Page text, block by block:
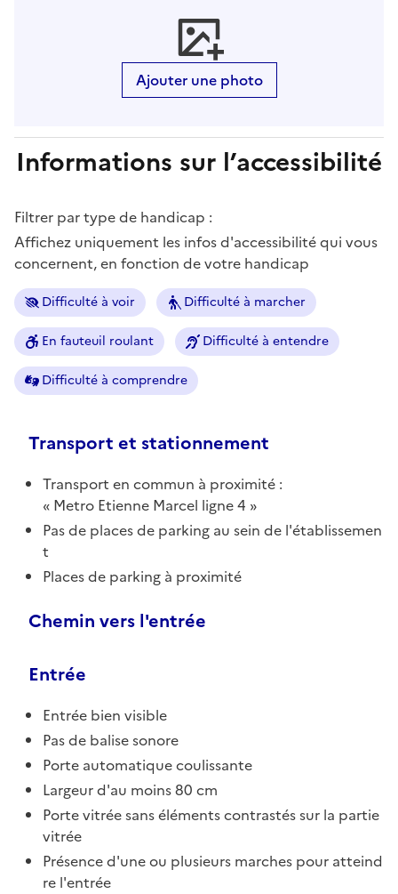
Ajouter une photo
Informations sur l’accessibilité
Filtrer par type de handicap :
Affichez uniquement les infos d'accessibilité qui vous
concernent, en fonction de votre handicap
Difficulté à voir Difficulté à marcher
En fauteuil roulant Difficulté à entendre
Difficulté à comprendre
Transport et stationnement
Transport en commun à proximité :
Metro Etienne Marcel ligne 4
Pas de places de parking au sein de l'établissemen
t
Places de parking à proximité
Chemin vers l'entrée
Entrée
Entrée bien visible
Pas de balise sonore
Porte automatique coulissante
Largeur d'au moins 80 cm
Porte vitrée sans éléments contrastés sur la partie
vitrée
Présence d'une ou plusieurs marches pour atteind
re l'entrée